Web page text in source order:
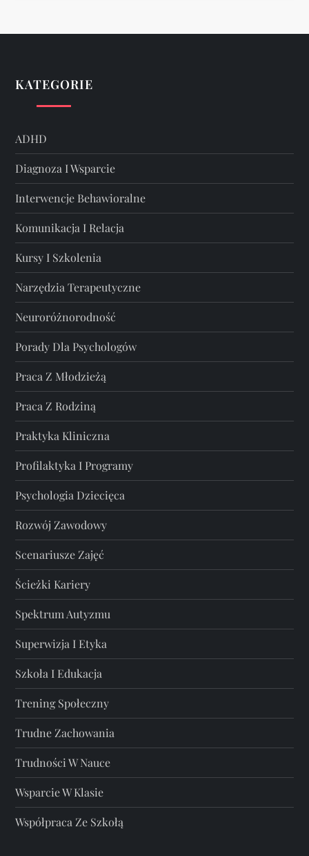
KATEGORIE
ADHD
Diagnoza I Wsparcie
Interwencje Behawioralne
Komunikacja I Relacja
Kursy I Szkolenia
Narzędzia Terapeutyczne
Neuroróżnorodność
Porady Dla Psychologów
Praca Z Młodzieżą
Praca Z Rodziną
Praktyka Kliniczna
Profilaktyka I Programy
Psychologia Dziecięca
Rozwój Zawodowy
Scenariusze Zajęć
Ścieżki Kariery
Spektrum Autyzmu
Superwizja I Etyka
Szkoła I Edukacja
Trening Społeczny
Trudne Zachowania
Trudności W Nauce
Wsparcie W Klasie
Współpraca Ze Szkołą